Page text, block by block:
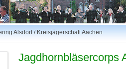
Alsdorf / Kreisjägerschaft Aachen
Jagdhornbläsercorps